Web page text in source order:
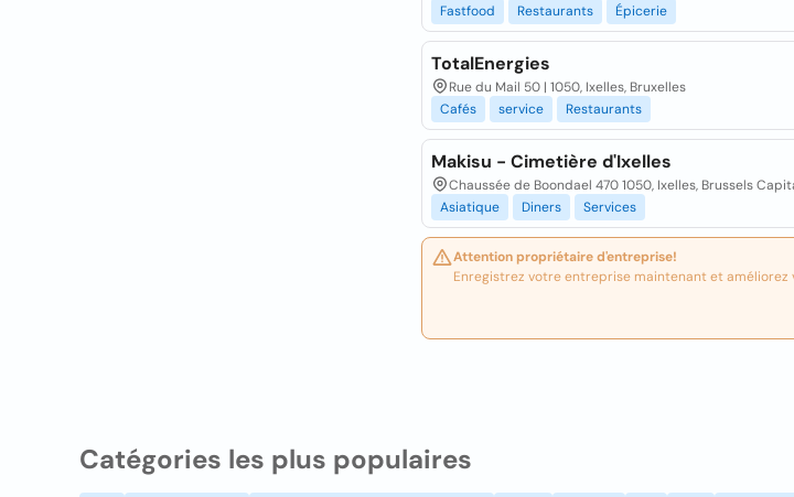
Fastfood
Restaurants Épicerie
TotalEnergies
Rue du Mail 50 | 1050, Ixelles, Bruxelles
Cafés
service Restaurants
Makisu - Cimetière d'Ixelles
Chaussée de Boondael 470 1050, Ixelles, Brussels
Asiatique
Diners Services
Attention propriétaire d'entreprise!
Enregistrez votre entreprise maintenant et
Catégories les plus populaires